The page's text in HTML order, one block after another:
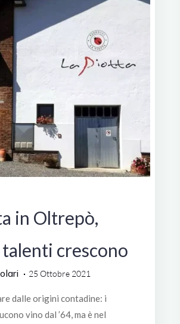
in Oltrepò,
crescono
25 Ottobre 2021
dalle origini contadine: i
vino dal ’64, ma è nel